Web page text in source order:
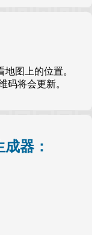
图上的位置。
码将会更新。
器：